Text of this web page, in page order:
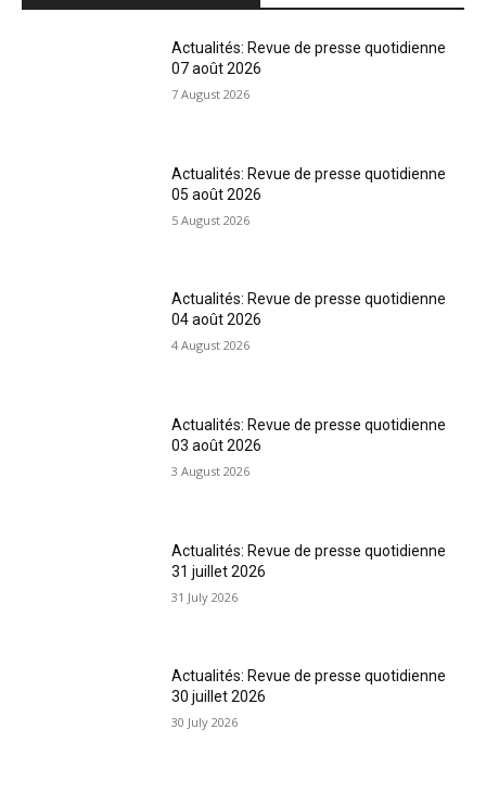
Actualités: Revue de presse quotidienne
07 août 2026
7 August 2026
Actualités: Revue de presse quotidienne
05 août 2026
5 August 2026
Actualités: Revue de presse quotidienne
04 août 2026
4 August 2026
Actualités: Revue de presse quotidienne
03 août 2026
3 August 2026
Actualités: Revue de presse quotidienne
31 juillet 2026
31 July 2026
Actualités: Revue de presse quotidienne
30 juillet 2026
30 July 2026